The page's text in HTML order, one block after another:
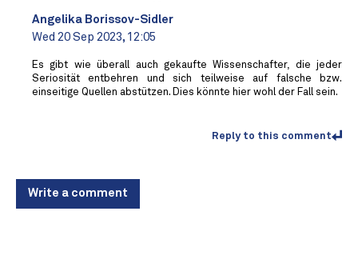
Angelika Borissov-Sidler
Wed 20 Sep 2023, 12:05
Es gibt wie überall auch gekaufte Wissenschafter, die jeder
Seriosität entbehren und sich teilweise auf falsche bzw.
einseitige Quellen abstützen. Dies könnte hier wohl der Fall sein.
Reply to this comment
Write a comment